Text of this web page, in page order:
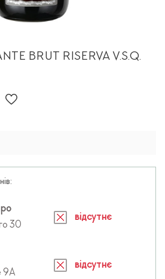
BRUT RISERVA V.S.Q.
30
відсутнє
9А
відсутнє